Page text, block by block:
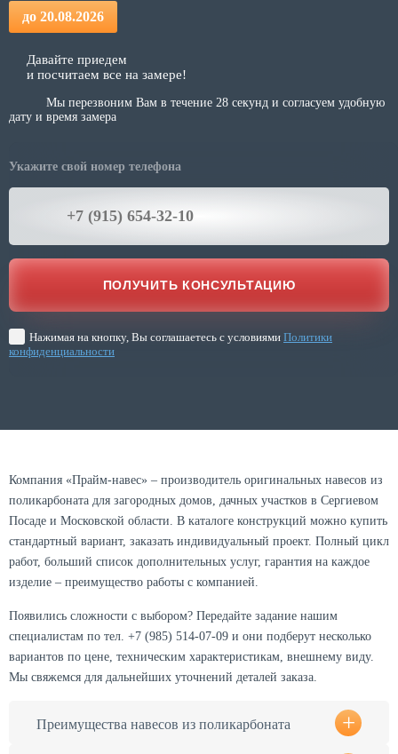
до 20.08.2026
Давайте приедем
и посчитаем все на замере!
Мы перезвоним Вам в течение 28 секунд и согласуем удобную
дату и время замера
Укажите свой номер телефона
Нажимая на кнопку, Вы соглашаетесь с условиями Политики
конфиденциальности
Компания «Прайм-навес» – производитель оригинальных навесов из
поликарбоната для загородных домов, дачных участков в Сергиевом
Посаде и Московской области. В каталоге конструкций можно купить
стандартный вариант, заказать индивидуальный проект. Полный цикл
работ, больший список дополнительных услуг, гарантия на каждое
изделие – преимущество работы с компанией.
Появились сложности с выбором? Передайте задание нашим
специалистам по тел. +7 (985) 514-07-09 и они подберут несколько
вариантов по цене, техническим характеристикам, внешнему виду.
Мы свяжемся для дальнейших уточнений деталей заказа.
Преимущества навесов из поликарбоната